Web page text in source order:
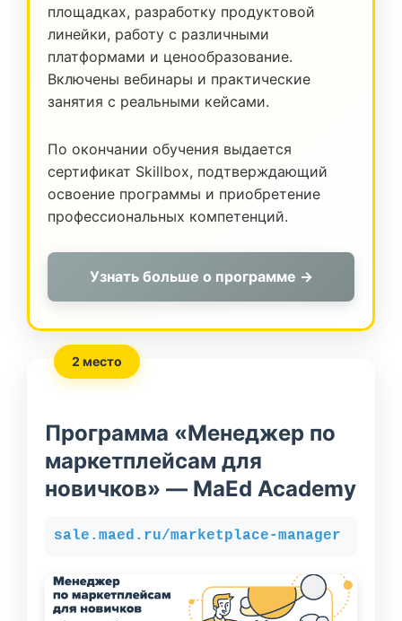
площадках, разработку продуктовой
линейки, работу с различными
платформами и ценообразование.
Включены вебинары и практические
занятия с реальными кейсами.
По окончании обучения выдается
сертификат Skillbox, подтверждающий
освоение программы и приобретение
профессиональных компетенций.
Узнать больше о программе →
2 место
Программа «Менеджер по
маркетплейсам для
новичков» — MaEd Academy
sale.maed.ru/marketplace-manager